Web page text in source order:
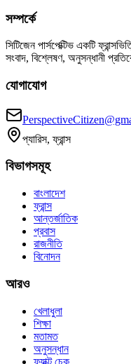
সম্পর্কে
সিটিজেন পার্সপেক্টিভ একটি
সংবাদ, বিশ্লেষণ, অনুসন্ধানী
যোগাযোগ
প্যারিস, ফ্রান্স
বিভাগসমূহ
বাংলাদেশ
ফ্রান্স
আন্তর্জাতিক
প্রবাস
রাজনীতি
বিনোদন
আরও
খেলাধুলা
শিক্ষা
মতামত
অনুসন্ধান
ফ্যাক্ট চেক